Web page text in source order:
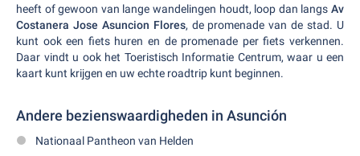
heeft of gewoon van lange wandelingen houdt, loop dan langs Av
Costanera Jose Asuncion Flores, de promenade van de stad. U
kunt ook een fiets huren en de promenade per fiets verkennen.
Daar vindt u ook het Toeristisch Informatie Centrum, waar u een
kaart kunt krijgen en uw echte roadtrip kunt beginnen.
Andere bezienswaardigheden in Asunción
Nationaal Pantheon van Helden